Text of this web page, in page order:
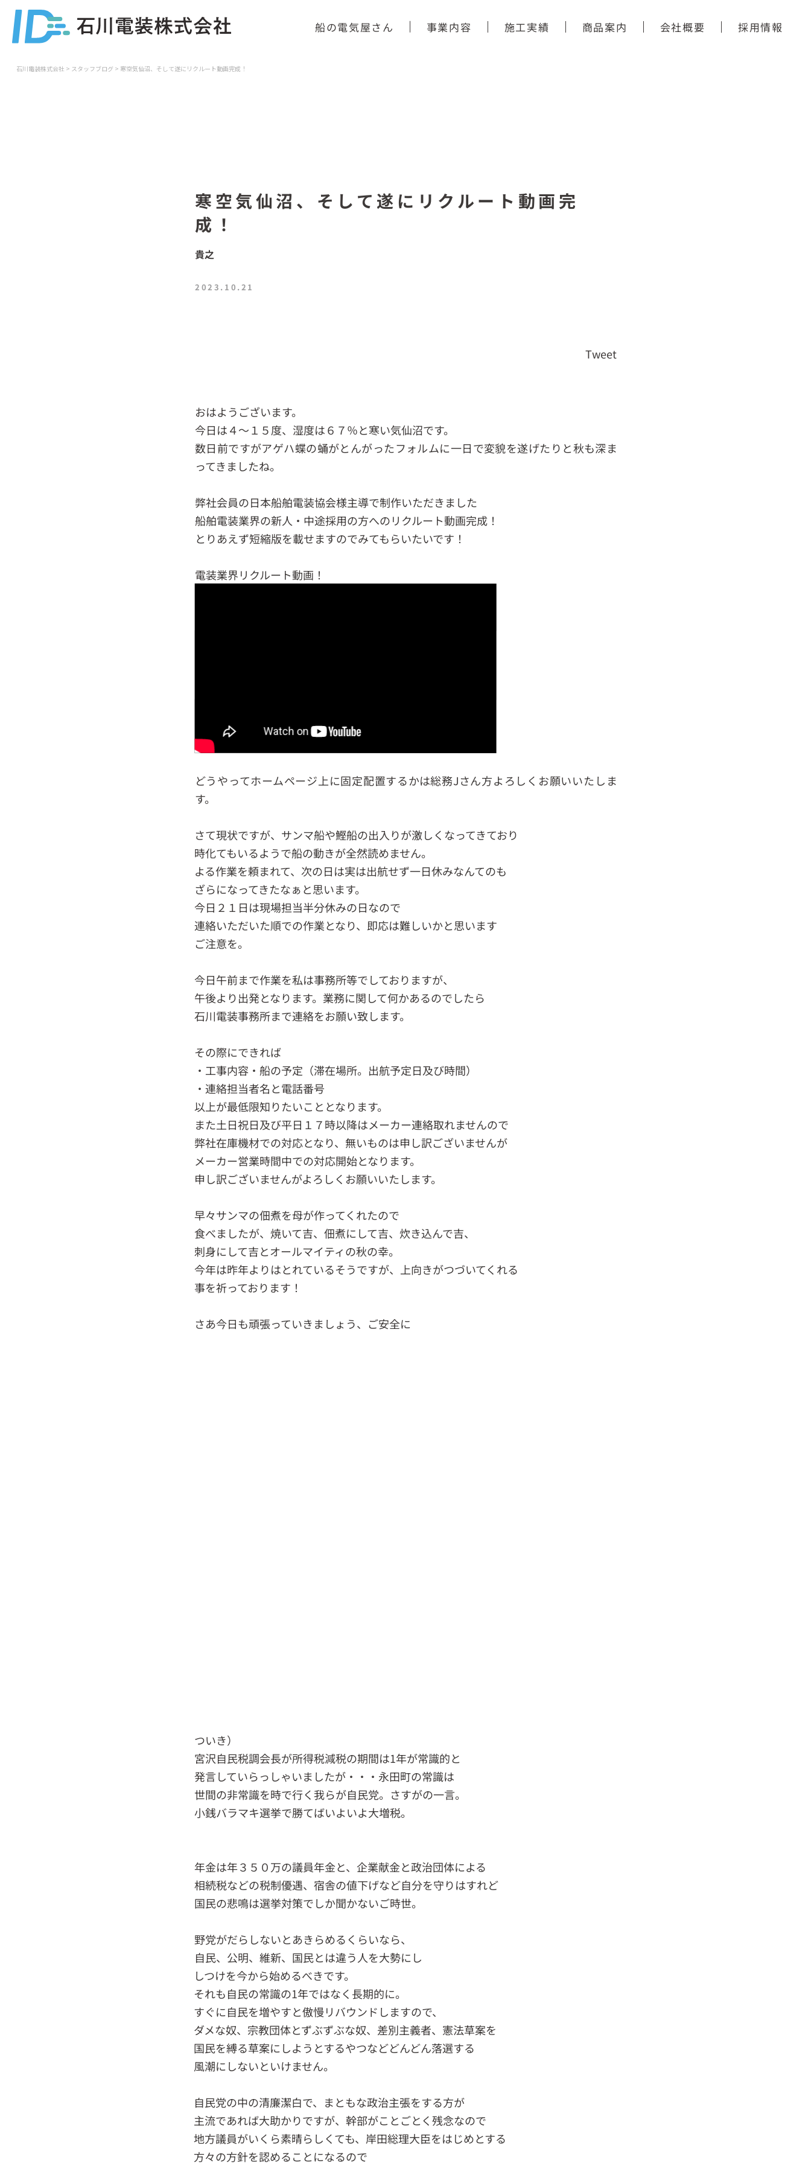
船の電気屋さん 事業内容 施工実績 商品案内 会社概要 採用情報
石川電装株式会社 > スタッフブログ > 寒空気仙沼、そして遂にリクルート動画完成！
寒空気仙沼、そして遂にリクルート動画完
成！
貴之
2023.10.21
Tweet
おはようございます。
今日は４～１５度、湿度は６７％と寒い気仙沼です。
数日前ですがアゲハ蝶の蛹がとんがったフォルムに一日で変貌を遂げたりと秋も深ま
ってきましたね。
弊社会員の日本船舶電装協会様主導で制作いただきました
船舶電装業界の新人・中途採用の方へのリクルート動画完成！
とりあえず短縮版を載せますのでみてもらいたいです！
電装業界リクルート動画！
どうやってホームページ上に固定配置するかは総務Jさん方よろしくお願いいたしま
す。
さて現状ですが、サンマ船や鰹船の出入りが激しくなってきており
時化てもいるようで船の動きが全然読めません。
よる作業を頼まれて、次の日は実は出航せず一日休みなんてのも
ざらになってきたなぁと思います。
今日２１日は現場担当半分休みの日なので
連絡いただいた順での作業となり、即応は難しいかと思います
ご注意を。
今日午前まで作業を私は事務所等でしておりますが、
午後より出発となります。業務に関して何かあるのでしたら
石川電装事務所まで連絡をお願い致します。
その際にできれば
・工事内容・船の予定（滞在場所。出航予定日及び時間）
・連絡担当者名と電話番号
以上が最低限知りたいこととなります。
また土日祝日及び平日１７時以降はメーカー連絡取れませんので
弊社在庫機材での対応となり、無いものは申し訳ございませんが
メーカー営業時間中での対応開始となります。
申し訳ございませんがよろしくお願いいたします。
早々サンマの佃煮を母が作ってくれたので
食べましたが、焼いて吉、佃煮にして吉、炊き込んで吉、
刺身にして吉とオールマイティの秋の幸。
今年は昨年よりはとれているそうですが、上向きがつづいてくれる
事を祈っております！
さあ今日も頑張っていきましょう、ご安全に
ついき）
宮沢自民税調会長が所得税減税の期間は1年が常識的と
発言していらっしゃいましたが・・・永田町の常識は
世間の非常識を時で行く我らが自民党。さすがの一言。
小銭バラマキ選挙で勝てばいよいよ大増税。
年金は年３５０万の議員年金と、企業献金と政治団体による
相続税などの税制優遇、宿舎の値下げなど自分を守りはすれど
国民の悲鳴は選挙対策でしか聞かないご時世。
野党がだらしないとあきらめるくらいなら、
自民、公明、維新、国民とは違う人を大勢にし
しつけを今から始めるべきです。
それも自民の常識の1年ではなく長期的に。
すぐに自民を増やすと傲慢リバウンドしますので、
ダメな奴、宗教団体とずぶずぶな奴、差別主義者、憲法草案を
国民を縛る草案にしようとするやつなどどんどん落選する
風潮にしないといけません。
自民党の中の清廉潔白で、まともな政治主張をする方が
主流であれば大助かりですが、幹部がことごとく残念なので
地方議員がいくら素晴らしくても、岸田総理大臣をはじめとする
方々の方針を認めることになるので